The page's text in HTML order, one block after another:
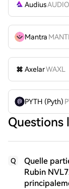
AudiusAUDIO
Mantra
AxelarWAXL
PYTH (Pyth)
Questions
Q
Quelle
Rubin